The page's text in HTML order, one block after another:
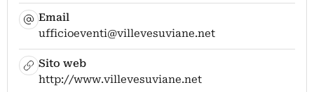
Email
ufficioeventi@villevesuviane.net
Sito web
http://www.villevesuviane.net